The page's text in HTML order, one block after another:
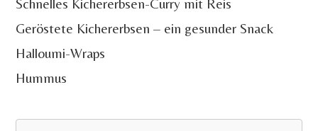
Schnelles Kichererbsen-Curry mit Reis
Geröstete Kichererbsen – ein gesunder Snack
Halloumi-Wraps
Hummus